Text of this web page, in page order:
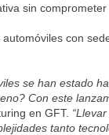
sin
con
se han estado
Con este
en GFT.
tanto